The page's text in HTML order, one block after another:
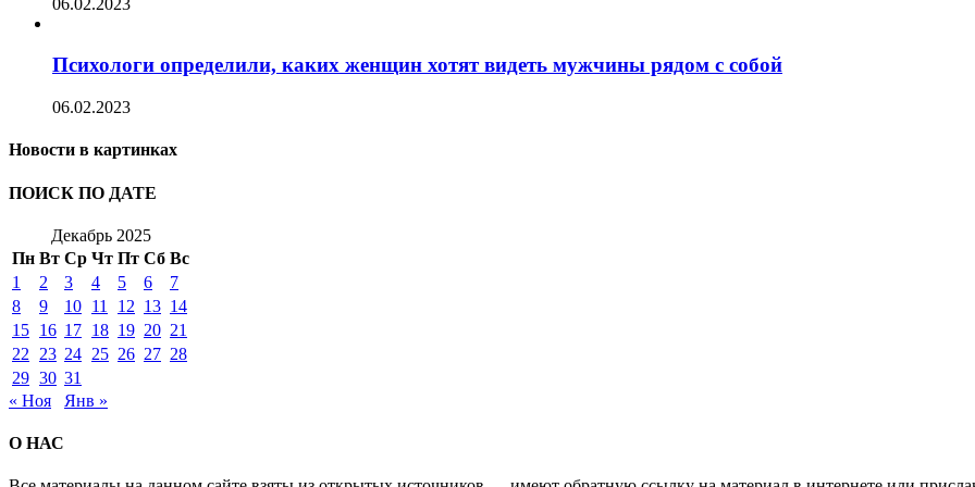
Психологи определили, каких женщин хотят видеть мужчины рядом с собой
06.02.2023
Новости в картинках
ПОИСК ПО ДАТЕ
Декабрь 2025
Пн Вт Ср Чт Пт Сб Вс
1
2 3 4 5 6
7
8
9 10 11 12 13 14
15 16 17 18 19 20 21
22
23 24 25 26 27 28
29 30 31
« Ноя
Янв »
О НАС